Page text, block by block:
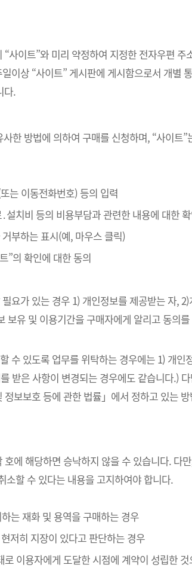
이트”와 미리 약정하여 지정한 전자우편 주
이상 “사이트” 게시판에 게시함으로서 개별
다.
한 방법에 의하여 구매를 신청하며, “사이트
는 이동전화번호) 등의 입력
치비 등의 비용부담과 관련한 내용에 대한
부하는 표시(예, 마우스 클릭)
”의 확인에 대한 동의
요가 있는 경우 1) 개인정보를 제공받는 자,
보유 및 이용기간을 구매자에게 알리고 동의
수 있도록 업무를 위탁하는 경우에는 1) 개
받은 사항이 변경되는 경우에도 같습니다.)
보보호 등에 관한 법률」에서 정하고 있는
에 해당하면 승낙하지 않을 수 있습니다. 다
소할 수 있다는 내용을 고지하여야 합니다.
는 재화 및 용역을 구매하는 경우
저히 지장이 있다고 판단하는 경우
이용자에게 도달한 시점에 계약이 성립한